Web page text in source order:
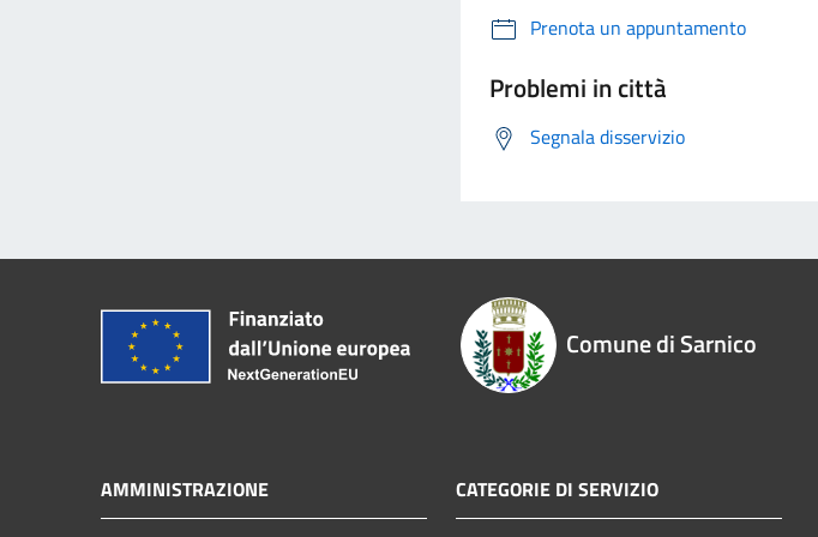
Prenota un appuntamento
Problemi in città
Segnala disservizio
Comune di Sarnico
AMMINISTRAZIONE CATEGORIE DI SERVIZIO